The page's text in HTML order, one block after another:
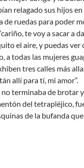
relagado sus hijos
de ruedas para poder
te voy a sacar a
el aire, y puedas
a todas las mujeres
tres calles más
allí para tí, mi amor”.
terminaba de brotar
del tetrapléjico,
de la bufanda